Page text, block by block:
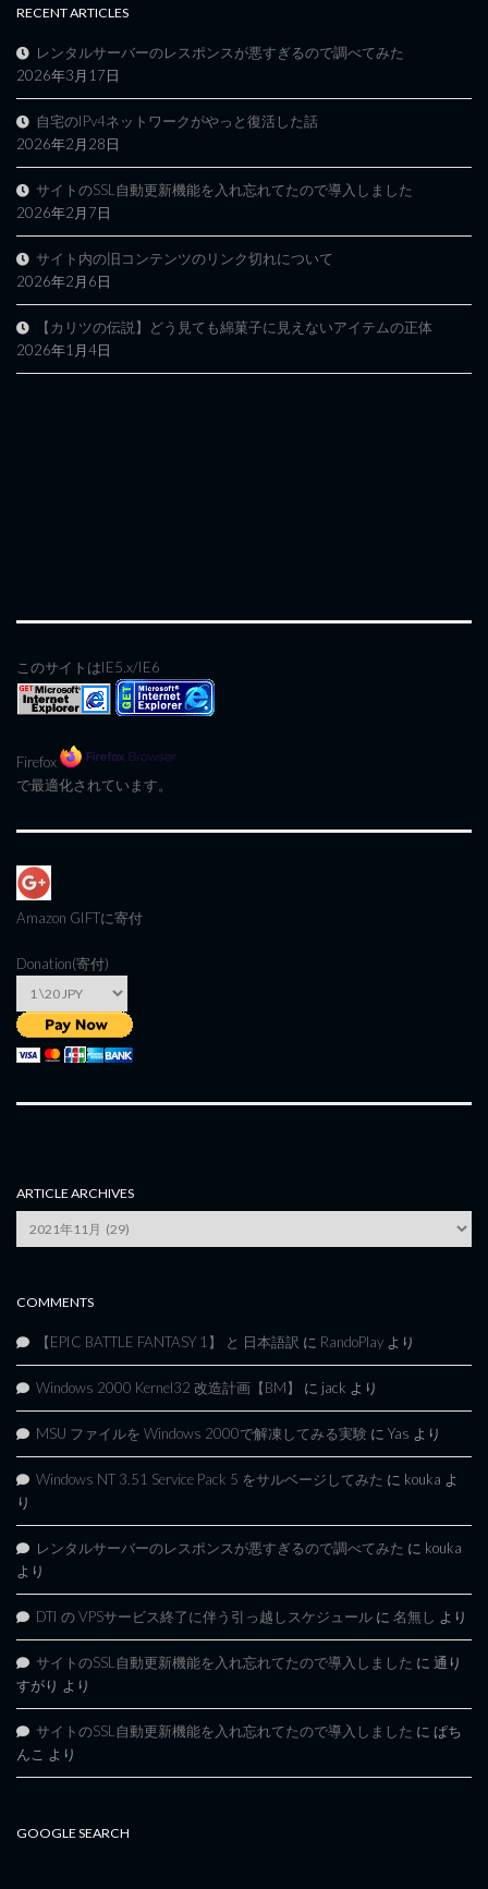
RECENT ARTICLES
レンタルサーバーのレスポンスが悪すぎるので調べてみた
2026年3月17日
自宅のIPv4ネットワークがやっと復活した話
2026年2月28日
サイトのSSL自動更新機能を入れ忘れてたので導入しました
2026年2月7日
サイト内の旧コンテンツのリンク切れについて
2026年2月6日
【カリツの伝説】どう見ても綿菓子に見えないアイテムの正体
2026年1月4日
このサイトはIE5.x/IE6
Firefox
で最適化されています。
Amazon GIFTに寄付
Donation(寄付)
ARTICLE ARCHIVES
Archives
COMMENTS
【EPIC BATTLE FANTASY 1】 と 日本語訳 に RandoPlay より
Windows 2000 Kernel32 改造計画【BM】 に jack より
MSU ファイルを Windows 2000で解凍してみる実験 に Yas より
Windows NT 3.51 Service Pack 5 をサルベージしてみた に kouka よ
り
レンタルサーバーのレスポンスが悪すぎるので調べてみた に kouka
より
DTI の VPSサービス終了に伴う引っ越しスケジュール に 名無し より
サイトのSSL自動更新機能を入れ忘れてたので導入しました に 通り
すがり より
サイトのSSL自動更新機能を入れ忘れてたので導入しました に ぱち
んこ より
GOOGLE SEARCH